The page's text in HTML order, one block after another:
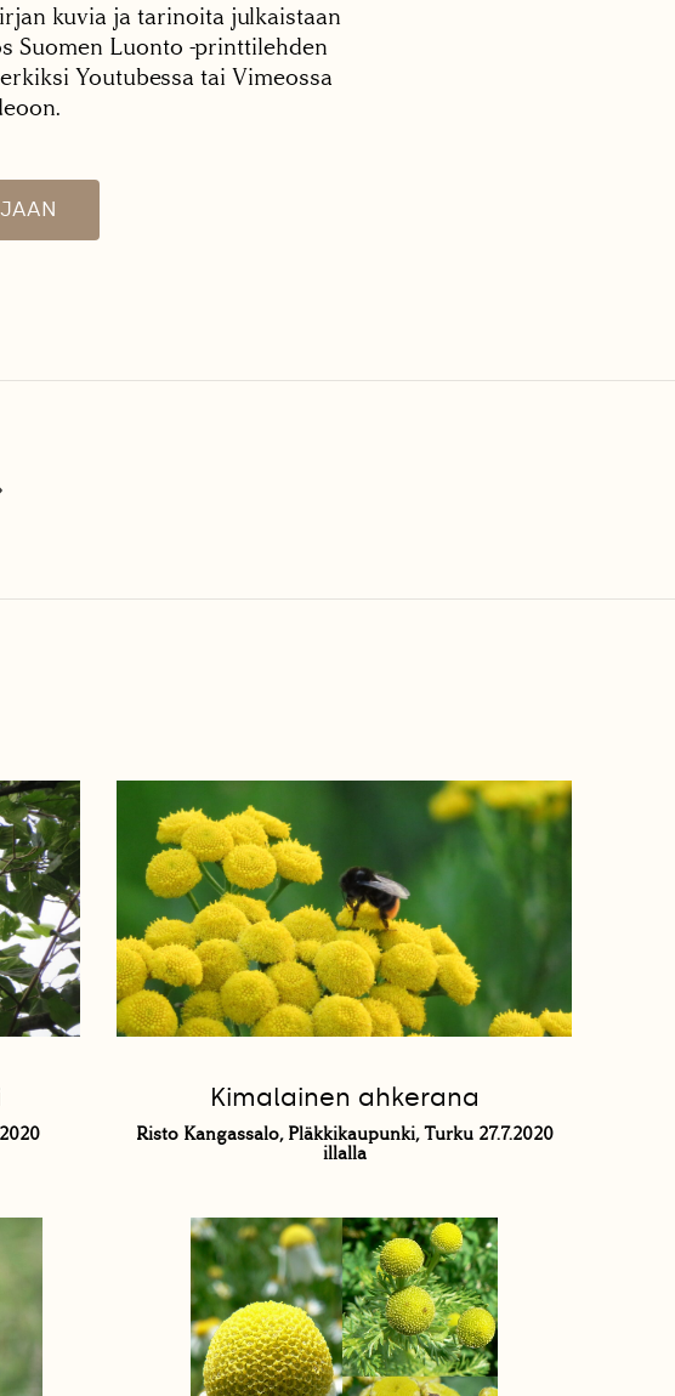
kuvia ja tarinoita julkaistaan
Suomen Luonto -printtilehden
Youtubessa tai Vimeossa
Kimalainen ahkerana
Risto Kangassalo, Pläkkikaupunki, Turku 27.7.2020
illalla